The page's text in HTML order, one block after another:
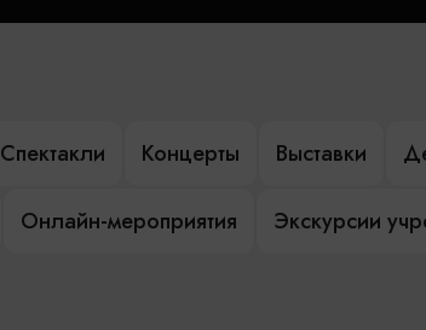
Спектакли Концерты Выставки
Онлайн-мероприятия Экскурсии